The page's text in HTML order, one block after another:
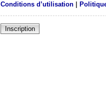
Conditions d’utilisation|
Inscription